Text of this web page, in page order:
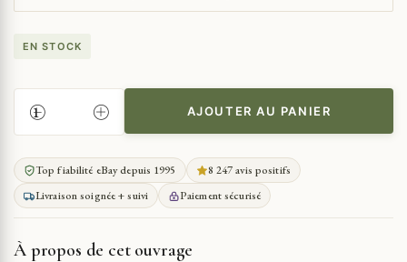
EN STOCK
QUANTITÉ
DE
JEAN
POMMEROL
LE
CRIBLE
AJOUTER AU PANIER
Top fiabilité eBay depuis 1995
8 247 avis positifs
Livraison soignée + suivi
Paiement sécurisé
À propos de cet ouvrage